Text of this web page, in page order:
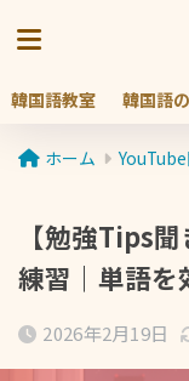
韓国語教室 韓国語
ホーム
【勉強Tips
練習｜単語を
2026年2月19日